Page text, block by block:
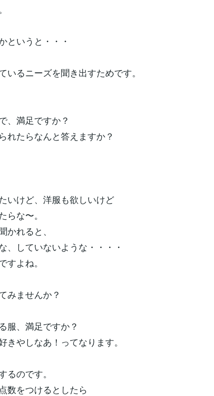
というと・・・
いるニーズを聞き出すためです。
、満足ですか？
れたらなんと答えますか？
いけど、洋服も欲しいけど
らな〜。
かれると、
、していないような・・・・
すよね。
みませんか？
服、満足ですか？
きやしなあ！ってなります。
るのです。
数をつけるとしたら